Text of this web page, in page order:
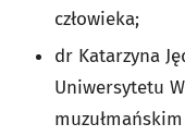
człowieka;
dr Katarzyna
Uniwersytetu